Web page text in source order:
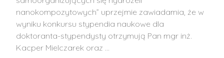
nanokompozytowych” uprzejmie zawiadamia, że w
wyniku konkursu stypendia naukowe dla
doktoranta-stypendysty otrzymują Pan mgr inż.
Kacper Mielczarek oraz …